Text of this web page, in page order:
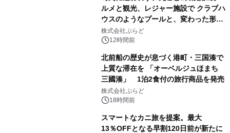
ルメと観光、レジャー施設で クラブハ
ウスのようなプールと、変わった形の
サウナも 「THE BOXY AWAJI」のお
得な素泊まり連泊プランで
株式会社ぷらど
12時間前
北前船の歴史が息づく港町・三国湊で
上質な滞在を 「オーベルジュほまち
三國湊」 1泊2食付の旅行商品を発売
株式会社ぷらど
18時間前
スマートなカニ旅を提案。最大
13％OFFとなる早割120日前が新たに